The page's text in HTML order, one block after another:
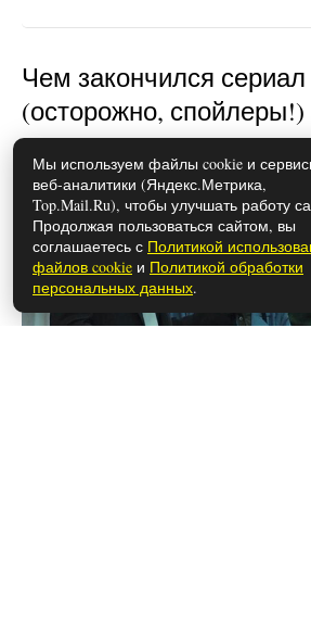
Чем закончился
(осторожно, спойлеры!)
Мы используем файлы cookie и
веб-аналитики (Яндекс.Метрика,
Top.Mail.Ru), чтобы улучшать работу
Продолжая пользоваться сайтом, вы
соглашаетесь с Политикой
файлов cookie и Политикой обработки
персональных данных.